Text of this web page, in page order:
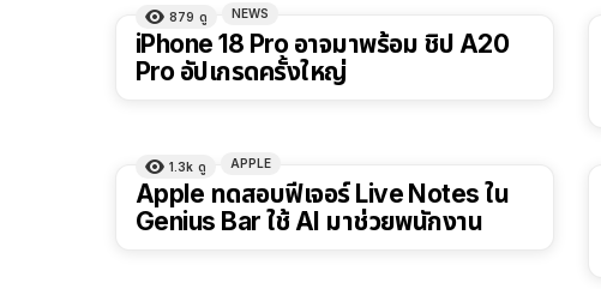
879 ดู NEWS
iPhone 18 Pro อาจมาพร้อม ชิป A20
Pro อัปเกรดครั้งใหญ่
1.3k ดู APPLE
Apple ทดสอบฟีเจอร์ Live Notes ใน
Genius Bar ใช้ AI มาช่วยพนักงาน